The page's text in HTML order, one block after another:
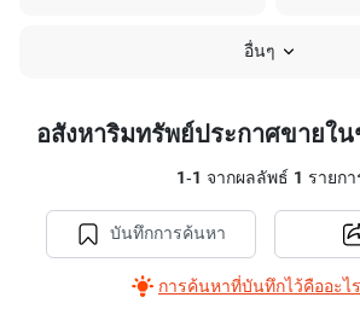
อื่นๆ
อสังหาริมทรัพย์ประกาศขายใ
1-1 จากผลลัพธ์ 1 รายกา
บันทึกการค้นหา
การค้นหาที่บันทึกไว้คืออะไร